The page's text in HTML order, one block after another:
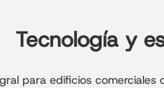
Tecnología y
para edificios